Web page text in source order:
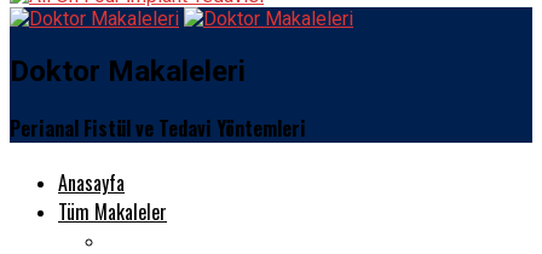
Doktor Makaleleri
Perianal Fistül ve Tedavi Yöntemleri
Anasayfa
Tüm Makaleler